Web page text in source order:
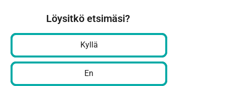
Löysitkö etsimäsi?
Kyllä
En